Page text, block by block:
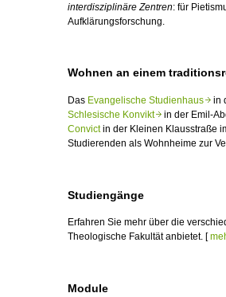
interdisziplinäre Zentren: für
Aufklärungsforschung.
Wohnen an einem
Das Evangelische Studienhausin
Schlesische Konviktin der Emil-
Convictin der Kleinen Klausstraße
Studierenden als Wohnheime zur
Studiengänge
Erfahren Sie mehr über die
Theologische Fakultät anbietet. [
Module